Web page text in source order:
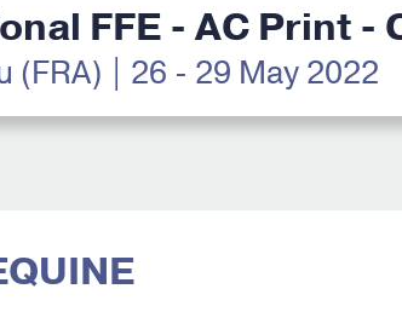
FFE - AC Print -
(FRA) | 26 - 29 May 2022